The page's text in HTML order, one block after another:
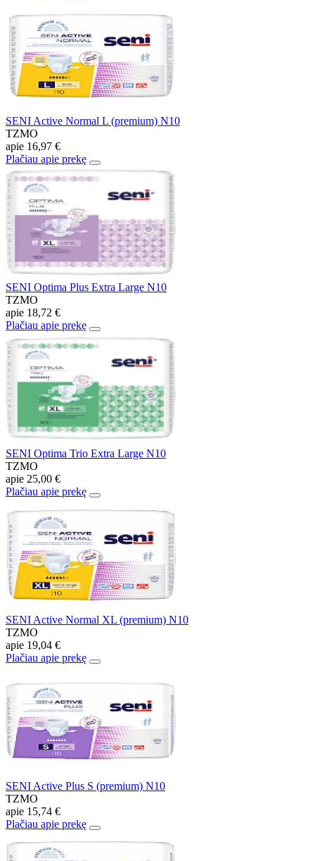
SENI Active Normal L (premium) N10
TZMO
apie 16,97 €
Plačiau apie prekę
SENI Optima Plus Extra Large N10
TZMO
apie 18,72 €
Plačiau apie prekę
SENI Optima Trio Extra Large N10
TZMO
apie 25,00 €
Plačiau apie prekę
SENI Active Normal XL (premium) N10
TZMO
apie 19,04 €
Plačiau apie prekę
SENI Active Plus S (premium) N10
TZMO
apie 15,74 €
Plačiau apie prekę